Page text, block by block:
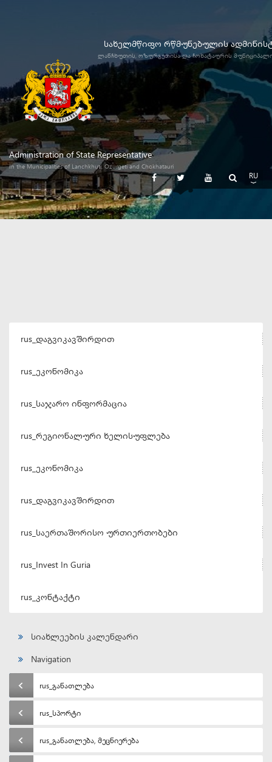
სახელმწიფო რწმუნებულის
ლანჩხუთის, ოზურგეთისა და ჩოხატაურის
Administration of State Representative
In the Municipalities of Lanchkhuti, Ozurgeti and Chokhatauri
RU
rus_დაგვიკავშირდით
rus_ეკონომიკა
rus_საჯარო ინფორმაცია
rus_რეგიონალური ხელისუფლება
rus_ეკონომიკა
rus_დაგვიკავშირდით
rus_საერთაშორისო ურთიერთობები
rus_Invest In Guria
rus_კონტაქტი
სიახლეების კალენდარი
Navigation
rus_განათლება
rus_სპორტი
rus_განათლება, მეცნიერება